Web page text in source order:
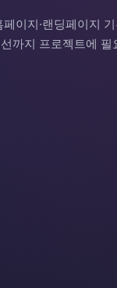
이지·랜딩페이지
까지 프로젝트에 필